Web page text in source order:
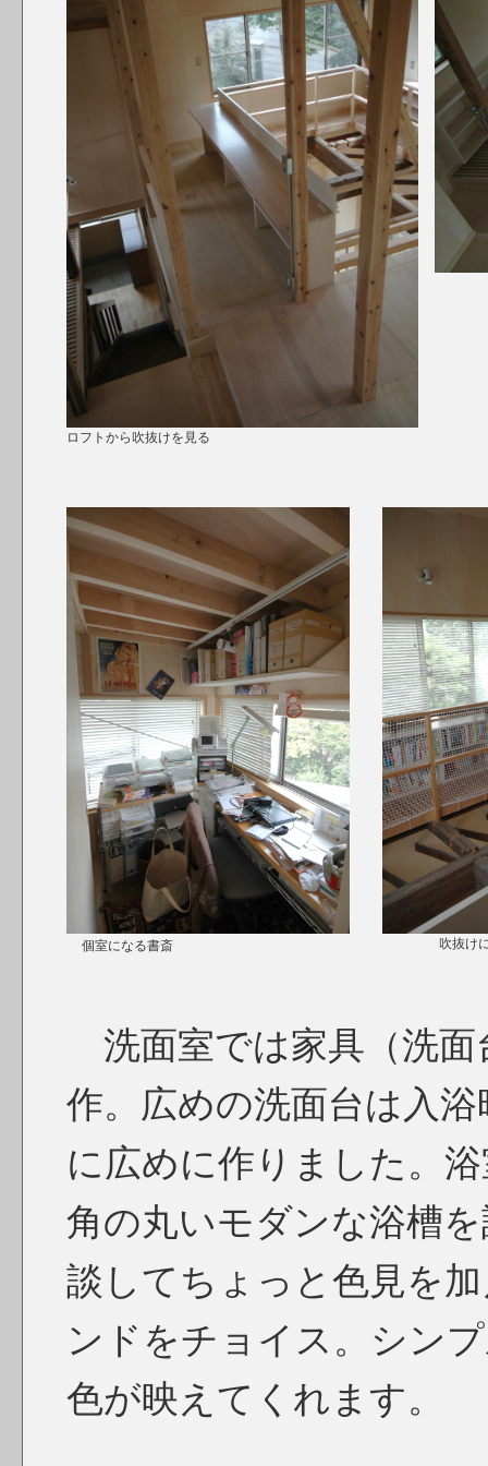
ロフトから吹抜けを見る
個室になる書斎 吹抜け
洗面室では家具（洗面
作。広めの洗面台は入
に広めに作りました。
角の丸いモダンな浴槽
談してちょっと色見を
ンドをチョイス。シン
色が映えてくれます。